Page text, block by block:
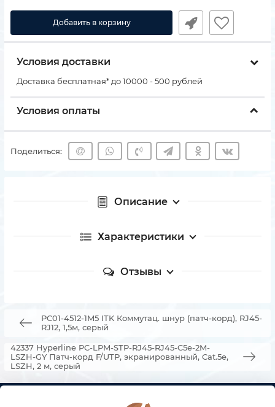
Добавить в корзину
Условия доставки
Доставка бесплатная* до 10000 - 500 рублей
Условия оплаты
Поделиться:
Описание
Характеристики
Отзывы
PC01-4512-1M5 ITK Коммутац. шнур (патч-корд), RJ45-
RJ12, 1,5м, серый
42337 Hyperline PC-LPM-STP-RJ45-RJ45-C5e-2M-
LSZH-GY Патч-корд F/UTP, экранированный, Cat.5e,
LSZH, 2 м, серый